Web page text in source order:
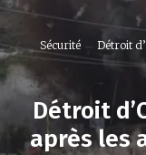
Sécurité Détroit
Détroit
après les